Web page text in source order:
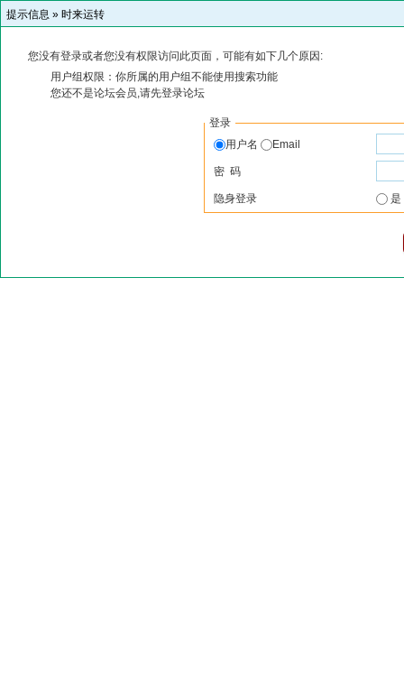
提示信息 » 时来运转
您没有登录或者您没有权限访问此页面，可能有如下几个原因:
用户组权限：你所属的用户组不能使用搜索功能
您还不是论坛会员,请先登录论坛
登录
用户名
Email
密 码
隐身登录